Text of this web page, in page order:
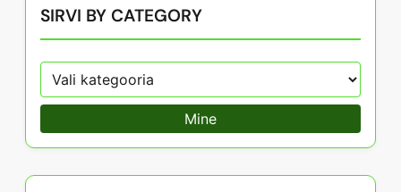
SIRVI BY CATEGORY
Mine